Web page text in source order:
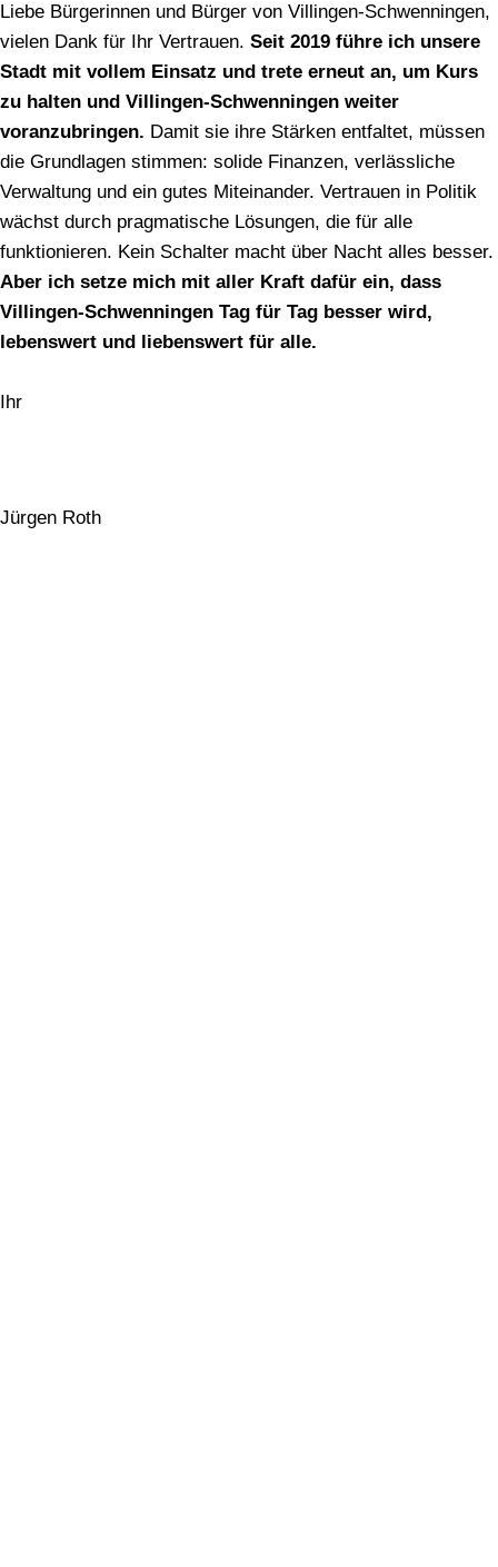
Liebe Bürgerinnen und Bürger von Villingen-Schwenningen,
vielen Dank für Ihr Vertrauen. Seit 2019 führe ich unsere
Stadt mit vollem Einsatz und trete erneut an, um Kurs
zu halten und Villingen-Schwenningen weiter
voranzubringen. Damit sie ihre Stärken entfaltet, müssen
die Grundlagen stimmen: solide Finanzen, verlässliche
Verwaltung und ein gutes Miteinander. Vertrauen in Politik
wächst durch pragmatische Lösungen, die für alle
funktionieren. Kein Schalter macht über Nacht alles besser.
Aber ich setze mich mit aller Kraft dafür ein, dass
Villingen-Schwenningen Tag für Tag besser wird,
lebenswert und liebenswert für alle.
Ihr
Jürgen Roth